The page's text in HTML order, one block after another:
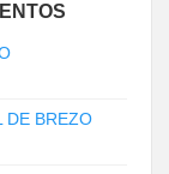
DE BREZO